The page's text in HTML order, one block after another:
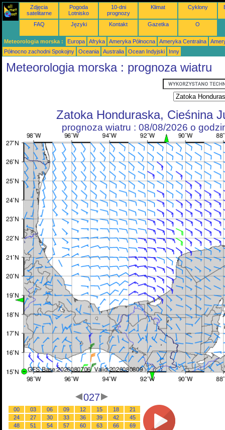
Zdjęcia
satelitarne
Pogoda
Lotnisko
10-dni
prognozy
Klimat Cyklony
FAQ Języki Kontakt Gazetka O
Meteorologia morska : Europa Afryka Ameryka Północna Ameryka Centralna
Północno zachodni Spokojny
Oceania Australia Ocean Indyjski Inny
Meteorologia morska : prognoza wiatru
Zatoka Honduraska, Cieśnina
prognoza wiatru : 08/08/2026 o
027
00 03 06 09 12 15 18
21
24
27 30 33 36 39 42
45
48
51 54 57 60 63 66
69